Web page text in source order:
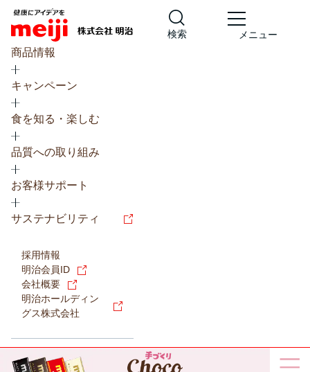
検索 メニュー
商品情報
キャンペーン
食を知る・楽しむ
品質への取り組み
お客様サポート
サステナビリティ
採用情報
明治会員ID
会社概要
明治ホールディン
グス株式会社